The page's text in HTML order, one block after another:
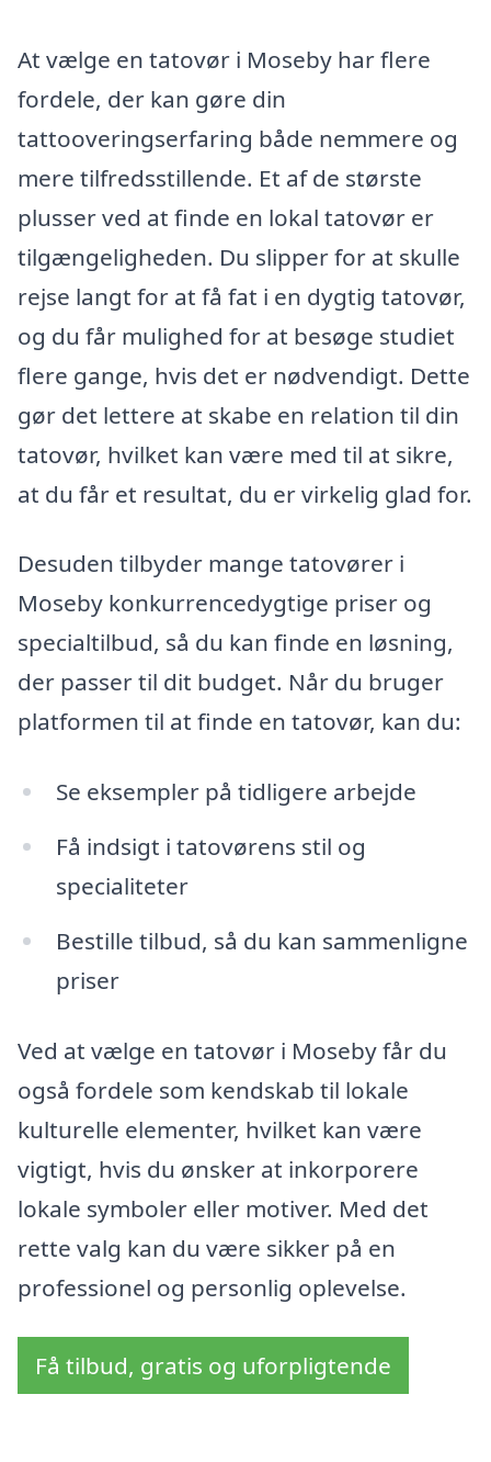
At vælge en tatovør i Moseby har flere
fordele, der kan gøre din
tattooveringserfaring både nemmere og
mere tilfredsstillende. Et af de største
plusser ved at finde en lokal tatovør er
tilgængeligheden. Du slipper for at skulle
rejse langt for at få fat i en dygtig tatovør,
og du får mulighed for at besøge studiet
flere gange, hvis det er nødvendigt. Dette
gør det lettere at skabe en relation til din
tatovør, hvilket kan være med til at sikre,
at du får et resultat, du er virkelig glad for.
Desuden tilbyder mange tatovører i
Moseby konkurrencedygtige priser og
specialtilbud, så du kan finde en løsning,
der passer til dit budget. Når du bruger
platformen til at finde en tatovør, kan du:
Se eksempler på tidligere arbejde
Få indsigt i tatovørens stil og
specialiteter
Bestille tilbud, så du kan sammenligne
priser
Ved at vælge en tatovør i Moseby får du
også fordele som kendskab til lokale
kulturelle elementer, hvilket kan være
vigtigt, hvis du ønsker at inkorporere
lokale symboler eller motiver. Med det
rette valg kan du være sikker på en
professionel og personlig oplevelse.
Få tilbud, gratis og uforpligtende